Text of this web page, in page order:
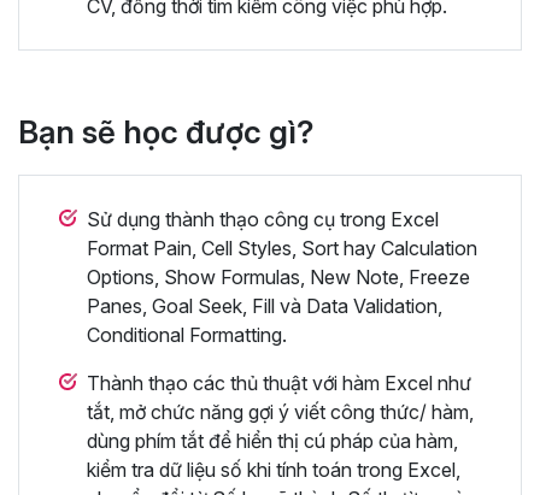
CV, đồng thời tìm kiếm công việc phù hợp.
Bạn sẽ học được gì?
Sử dụng thành thạo công cụ trong Excel
Format Pain, Cell Styles, Sort hay Calculation
Options, Show Formulas, New Note, Freeze
Panes, Goal Seek, Fill và Data Validation,
Conditional Formatting.
Thành thạo các thủ thuật với hàm Excel như
tắt, mở chức năng gợi ý viết công thức/ hàm,
dùng phím tắt để hiển thị cú pháp của hàm,
kiểm tra dữ liệu số khi tính toán trong Excel,